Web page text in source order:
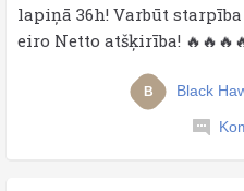
lapiņā 36h! Varbūt
eiro Netto atšķirība!
B Black